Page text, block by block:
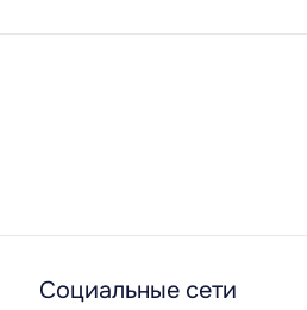
Социальные сети